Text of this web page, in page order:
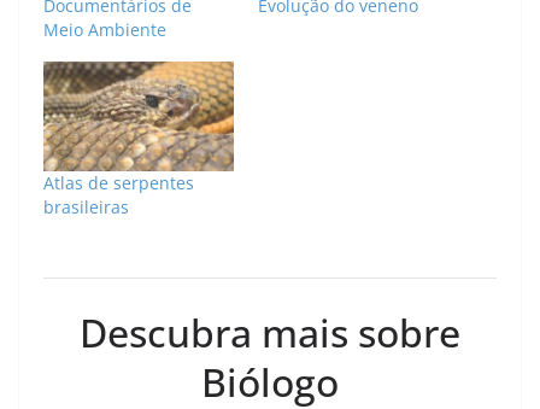
Documentários de
Meio Ambiente
Evolução do veneno
Atlas de serpentes
brasileiras
Descubra mais sobre
Biólogo